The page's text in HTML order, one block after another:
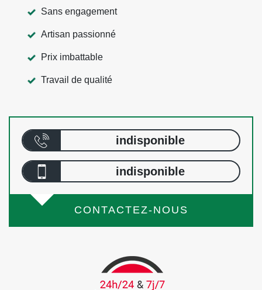
Sans engagement
Artisan passionné
Prix imbattable
Travail de qualité
indisponible
indisponible
CONTACTEZ-NOUS